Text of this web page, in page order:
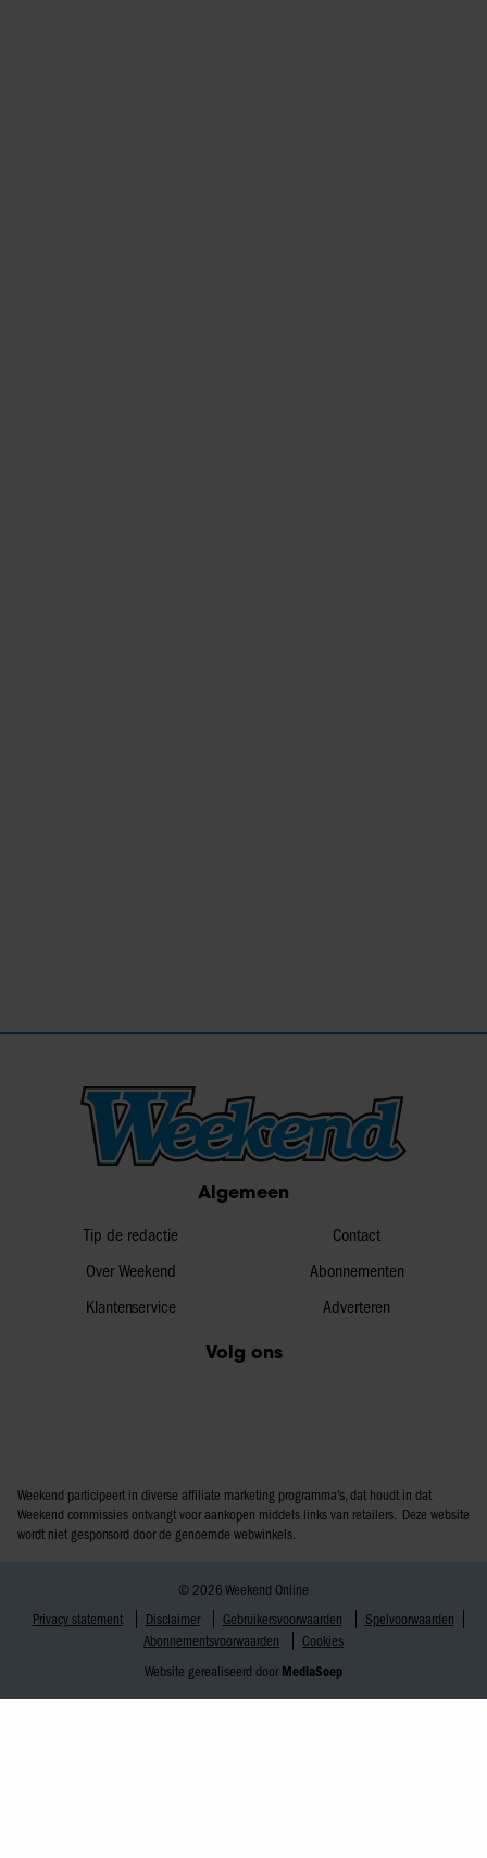
Algemeen
Tip de redactie
Over Weekend
Klantenservice
Contact
Abonnementen
Adverteren
Volg ons
Weekend participeert in diverse affiliate marketing programma’s, dat houdt in dat
Weekend commissies ontvangt voor aankopen middels links van retailers. Deze website
wordt niet gesponsord door de genoemde webwinkels.
© 2026 Weekend Online
Privacy statement
Disclaimer Gebruikersvoorwaarden
Spelvoorwaarden
Abonnementsvoorwaarden
Cookies
Website gerealiseerd door MediaSoep